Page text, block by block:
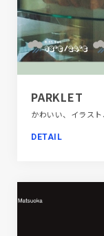
PARKLET
DETAIL